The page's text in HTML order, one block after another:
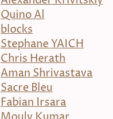
Quino Al
blocks
Stephane YAICH
Chris Herath
Aman Shrivastava
Sacre Bleu
Fabian Irsara